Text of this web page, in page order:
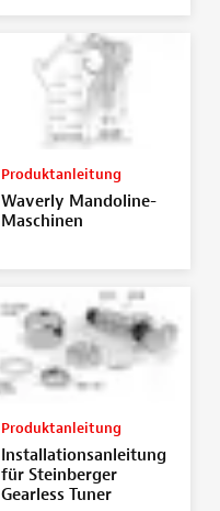
Produktanleitung
Waverly Mandoline-
Maschinen
Produktanleitung
Installationsanleitung
für Steinberger
Gearless Tuner